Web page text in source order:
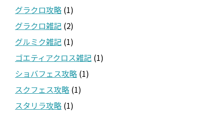
グラクロ攻略 (1)
グラクロ雑記 (2)
グルミク雑記 (1)
ゴエティアクロス雑記 (1)
ショバフェス攻略 (1)
スクフェス攻略 (1)
スタリラ攻略 (1)